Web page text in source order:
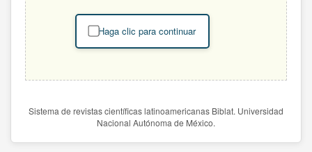
Haga clic para continuar
Sistema de revistas científicas latinoamericanas Biblat. Universidad
Nacional Autónoma de México.